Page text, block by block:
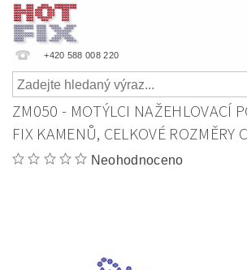
+420 588 008 220
ZM050 - MOTÝLCI NAŽEHLOVACÍ
FIX KAMENŮ, CELKOVÉ ROZMĚRY
Neohodnoceno